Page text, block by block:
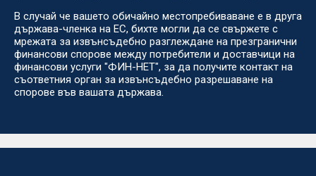
В случай че вашето обичайно местопребиваване е в друга
държава-членка на ЕС, бихте могли да се свържете с
мрежата за извънсъдебно разглеждане на презгранични
финансови спорове между потребители и доставчици на
финансови услуги "ФИН-НЕТ", за да получите контакт на
съответния орган за извънсъдебно разрешаване на
спорове във вашата държава.